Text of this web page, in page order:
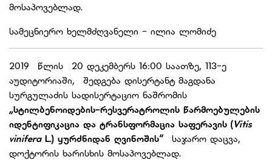
მოსაპოვებლად.
სამეცნიერო ხელმძღვანელი - ილია ლომიძე
2019 წლის 20 დეკემბერს 16:00 საათზე, 113-ე
აუდიტორიაში, შედგება დისერტანტ მაგდანა
სურგულაძის სადისერტაციო ნაშრომის
„სტილბენოიდების-რესვერატროლის წარმოებულების
იდენტიფიკაცია და ტრანსფორმაცია საფერავის (Vitis
viniferaL.) ყურძნიდან ღვინოშის“ საჯარო დაცვა,
დოქტორის ხარისხის მოსაპოვებლად.